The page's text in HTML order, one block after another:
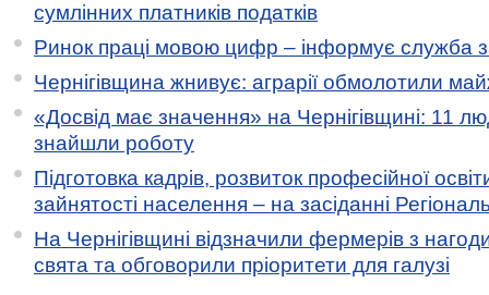
сумлінних платників податків
Ринок праці мовою цифр – інформує служба
Чернігівщина жнивує: аграрії обмолотили
«Досвід має значення» на Чернігівщині: 11
знайшли роботу
Підготовка кадрів, розвиток професійної
зайнятості населення – на засіданні
На Чернігівщині відзначили фермерів з
свята та обговорили пріоритети для галузі